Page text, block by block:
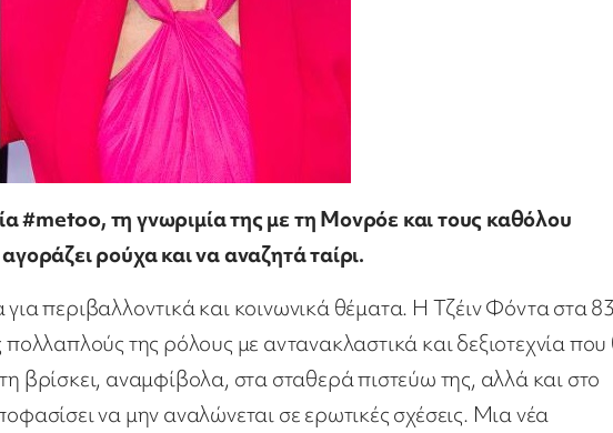
#metoo, τη γνωριμία της με τη Μονρόε και τους καθόλου
ρούχα και να αναζητά ταίρι.
περιβαλλοντικά και κοινωνικά θέματα. Η Τζέιν Φόντα στα 83
πολλαπλούς της ρόλους με αντανακλαστικά και δεξιοτεχνία
βρίσκει, αναμφίβολα, στα σταθερά πιστεύω της, αλλά και στο
να μην αναλώνεται σε ερωτικές σχέσεις. Μια νέα